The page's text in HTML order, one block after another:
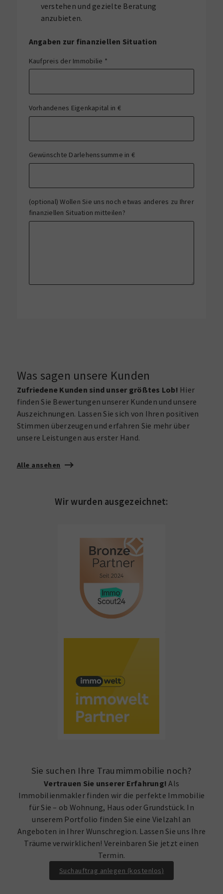
verstehen und gezielte Beratung
anzubieten.
Angaben zur finanziellen Situation
Kaufpreis der Immobilie *
Vorhandenes Eigenkapital in €
Gewünschte Darlehenssumme in €
(optional) Wollen Sie uns noch etwas anderes zu Ihrer
finanziellen Situation mitteilen?
Was sagen unsere Kunden
Zufriedene Kunden sind unser größtes Lob! Hier
finden Sie Bewertungen unserer Kunden und unsere
Auszeichnungen. Lassen Sie sich von Ihren positiven
Stimmen überzeugen und erfahren Sie mehr über
unsere Leistungen aus erster Hand.
Alle ansehen
Wir wurden ausgezeichnet:
Sie suchen Ihre Traumimmobilie noch?
Vertrauen Sie unserer Erfahrung! Als
Immobilienmakler finden wir die perfekte Immobilie
für Sie – ob Wohnung, Haus oder Grundstück. In
unserem Portfolio finden Sie eine Vielzahl an
Angeboten in Ihrer Wunschregion. Lassen Sie uns Ihre
Träume verwirklichen! Vereinbaren Sie jetzt einen
Termin.
Suchauftrag anlegen (kostenlos)